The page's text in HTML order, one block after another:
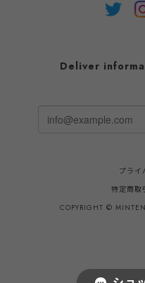
Deliver
プライ
特定商取
COPYRIGHT ©